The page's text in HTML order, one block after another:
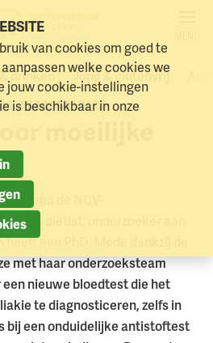
drinken Jong & glutenvrij
onderzoekers
nieuwe
moeilijke
de NCV-
is diëtist, onderzoeker aan
een PhD. Mede dankzij de
met haar onderzoeksteam
nieuwe bloedtest die het
te diagnosticeren, zelfs in
bij een onduidelijke antistoftest
van cookies om goed te
welke cookies we
jouw cookie-instellingen
is beschikbaar in onze